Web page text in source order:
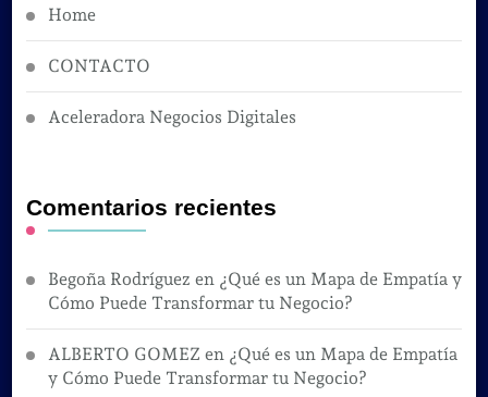
Home
CONTACTO
Aceleradora Negocios Digitales
Comentarios recientes
Begoña Rodríguez en ¿Qué es un Mapa de Empatía y
Cómo Puede Transformar tu Negocio?
ALBERTO GOMEZ en ¿Qué es un Mapa de Empatía
y Cómo Puede Transformar tu Negocio?